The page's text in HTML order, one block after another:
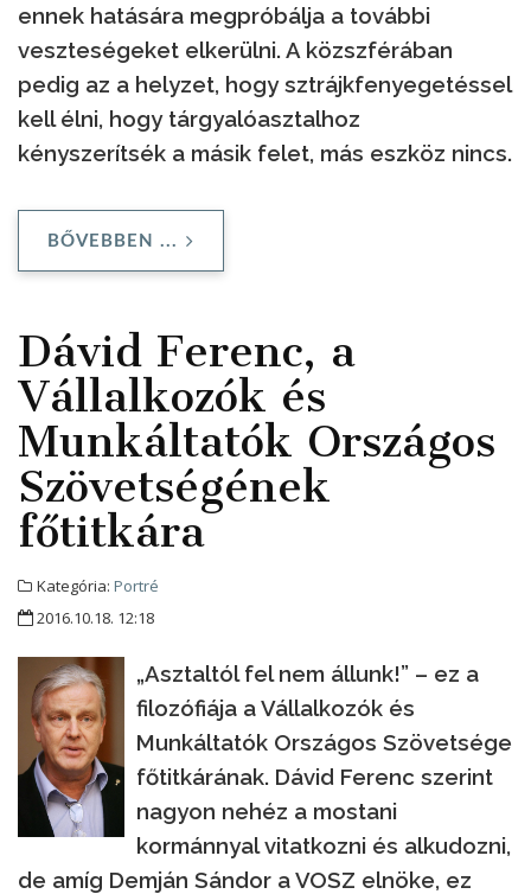
ennek hatására megpróbálja a további
veszteségeket elkerülni. A közszférában
pedig az a helyzet, hogy sztrájkfenyegetéssel
kell élni, hogy tárgyalóasztalhoz
kényszerítsék a másik felet, más eszköz nincs.
BŐVEBBEN ...
Dávid Ferenc, a
Vállalkozók és
Munkáltatók Országos
Szövetségének
főtitkára
Kategória: Portré
2016.10.18. 12:18
„Asztaltól fel nem állunk!” – ez a
filozófiája a Vállalkozók és
Munkáltatók Országos Szövetsége
főtitkárának. Dávid Ferenc szerint
nagyon nehéz a mostani
kormánnyal vitatkozni és alkudozni,
de amíg Demján Sándor a VOSZ elnöke, ez